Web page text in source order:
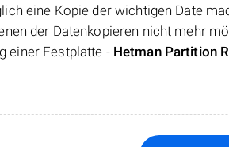
eine Kopie der wichtigen Date
der Datenkopieren nicht mehr
einer Festplatte - Hetman Partition